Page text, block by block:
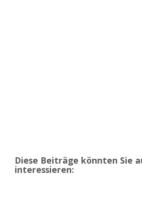
Diese Beiträge könnten Sie
interessieren: